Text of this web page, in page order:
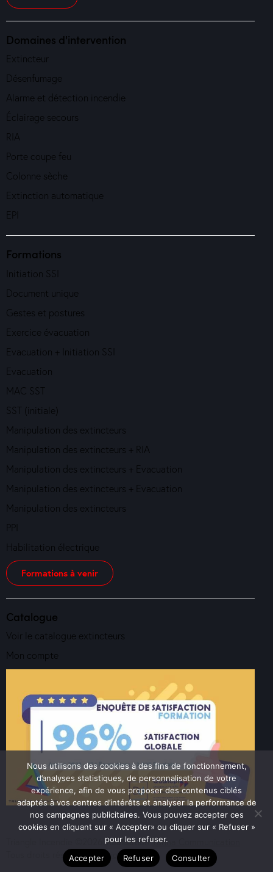
Domaines d'intervention
Extincteur
Désenfumage
Alarme et détection incendie
Éclairage secours
RIA
Porte coupe feu
Colonne sèche
Extinction automatique
EPI
Formations
Initiation SSI
Document unique
Gestes et postures
Exercice évacuation
Evacuation + Initiation SSI
Evacuation
MAC SST
SST (initiale)
Manipulation des extincteurs
Manipulation des extincteurs + RIA
Manipulation des extincteurs + Evacuation
Manipulation des extincteurs + Evacuation
Manipulation des extincteurs
PPI
Habilitation électrique
Formations à venir
Catalogue
Voir le catalogue extincteurs
Mon compte
Triangle Incendie ©2026. RéalisationYanna Communication
Tous droits réservés.Mentions Légales
Nous utilisons des cookies à des fins de fonctionnement,
d’analyses statistiques, de personnalisation de votre
expérience, afin de vous proposer des contenus ciblés
adaptés à vos centres d’intérêts et analyser la performance de
nos campagnes publicitaires. Vous pouvez accepter ces
cookies en cliquant sur « Accepter» ou cliquer sur « Refuser »
pour les refuser.
Accepter
Refuser Consulter